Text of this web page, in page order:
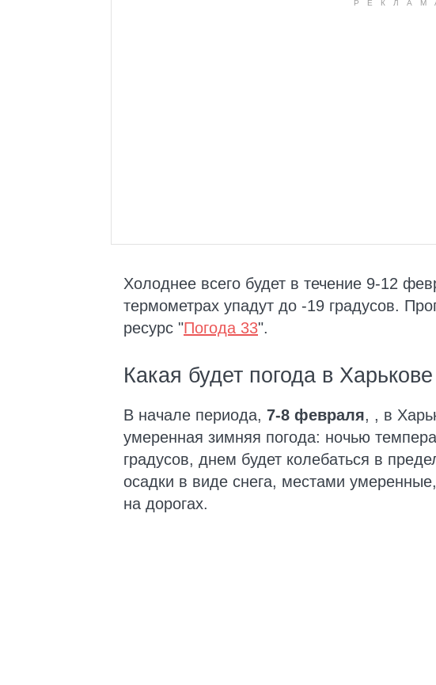
Холоднее всего будет в течение 9-12
термометрах упадут до -19 градусов.
ресурс "Погода 33".
Какая будет погода в Харькове
В начале периода, 7-8 февраля, , в
умеренная зимняя погода: ночью
градусов, днем будет колебаться в
осадки в виде снега, местами
на дорогах.